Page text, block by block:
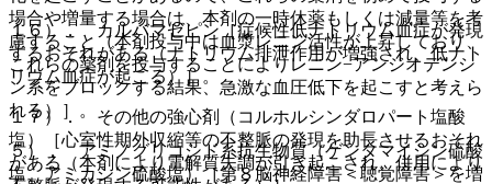
１６）． カルバマゼピン［症候性低ナトリウム血症が発現
するおそれがある（ナトリウム排泄作用が増強され、低ナト
リウム血症が起こる）］。
１７）． その他の強心剤（コルホルシンダロパート塩酸
塩）［心室性期外収縮等の不整脈の発現を助長させるおそれ
がある（本剤により電解質失調が引き起こされ、併用により
場合や増量する場合は、本剤の一時休薬もしくは減量等を考
慮すること（本剤投与中は血漿レニン活性が上昇しており、
これらの薬剤を投与することによりレニン−アンジオテンシ
ン系をブロックする結果、急激な血圧低下を起こすと考えら
れる）］。
５）． アミノグリコシド系抗生物質（ゲンタマイシン硫酸
塩、アミカシン硫酸塩）［第８脳神経障害＜聴覚障害＞を増